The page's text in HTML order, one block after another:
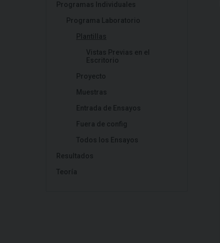
Programas Individuales
Programa Laboratorio
Plantillas
Vistas Previas en el
Escritorio
Proyecto
Muestras
Entrada de Ensayos
Fuera de config
Todos los Ensayos
Resultados
Teoría